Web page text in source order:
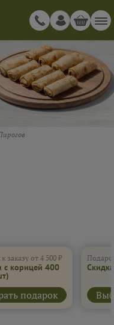
заказу от 4 500 ₽
с корицей 400
подарок